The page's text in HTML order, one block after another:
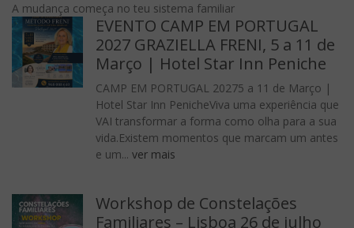
A mudança começa no teu sistema familiar
EVENTO CAMP EM PORTUGAL
2027 GRAZIELLA FRENI, 5 a 11 de
Março | Hotel Star Inn Peniche
CAMP EM PORTUGAL 20275 a 11 de Março |
Hotel Star Inn PenicheViva uma experiência que
VAI transformar a forma como olha para a sua
vida.Existem momentos que marcam um antes
e um... ver mais
Workshop de Constelações
Familiares – Lisboa 26 de julho